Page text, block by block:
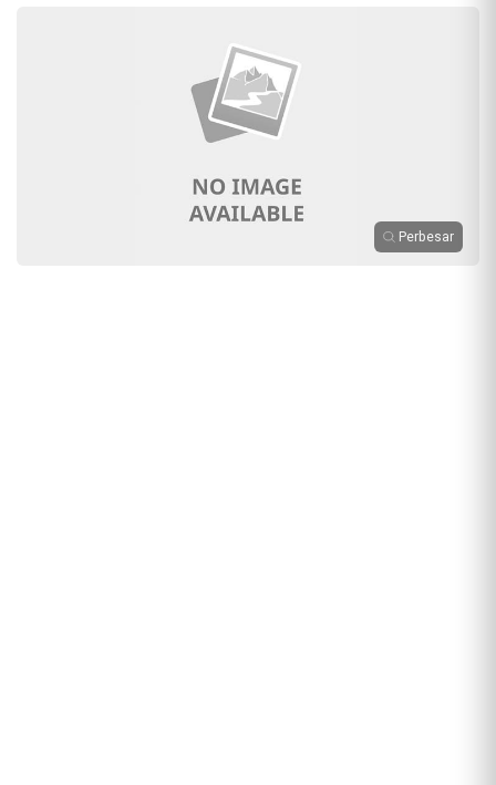
Perbesar